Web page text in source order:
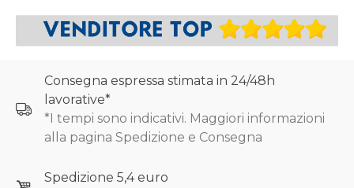
Consegna espressa stimata in 24/48h
lavorative*
*I tempi sono indicativi. Maggiori informazioni
alla pagina Spedizione e Consegna
Spedizione 5,4 euro